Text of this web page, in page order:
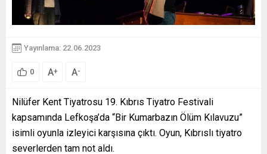
Yayınlama: 22.06.2023
0 A+ A-
Nilüfer Kent Tiyatrosu 19. Kıbrıs Tiyatro Festivali
kapsamında Lefkoşa’da “Bir Kumarbazın Ölüm Kılavuzu”
isimli oyunla izleyici karşısına çıktı. Oyun, Kıbrıslı tiyatro
severlerden tam not aldı.